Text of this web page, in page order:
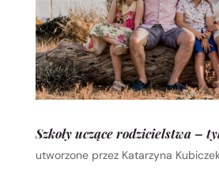
Szkoły uczące rodzicielstwa –
utworzone przez Katarzyna